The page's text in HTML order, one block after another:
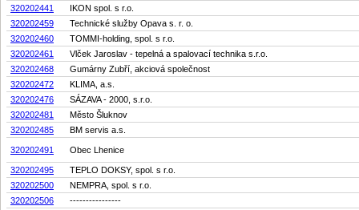
320202441
IKON spol. s r.o.
320202459
Technické služby Opava s. r. o.
320202460
TOMMI-holding, spol. s r.o.
320202461
Vlček Jaroslav - tepelná a spalovací technika s.r.o.
320202468
Gumárny Zubří, akciová společnost
320202472
KLIMA, a.s.
320202476
SÁZAVA - 2000, s.r.o.
320202481
Město Šluknov
320202485
BM servis a.s.
320202491 Obec Lhenice
320202495
TEPLO DOKSY, spol. s r.o.
320202500
NEMPRA, spol. s r.o.
320202506
----------------